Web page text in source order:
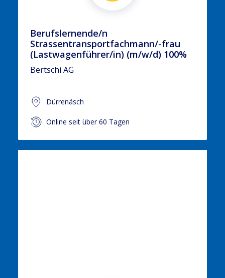
Berufslernende/n
Strassentransportfachmann/-frau
(Lastwagenführer/in) (m/w/d) 100%
Bertschi AG
Dürrenäsch
Online seit über 60 Tagen